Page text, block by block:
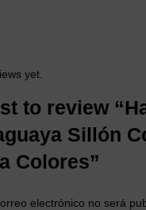
yet.
to review
Sillón
Colores”
electrónico no será